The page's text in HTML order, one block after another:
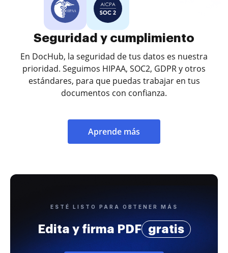
Seguridad y cumplimiento
En DocHub, la seguridad de tus datos es nuestra
prioridad. Seguimos HIPAA, SOC2, GDPR y otros
estándares, para que puedas trabajar en tus
documentos con confianza.
Aprende más
ESTÉ LISTO PARA OBTENER MÁS
Edita y firma PDF gratis